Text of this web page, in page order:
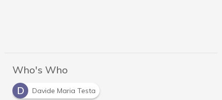
Who's Who
D
Davide Maria Testa